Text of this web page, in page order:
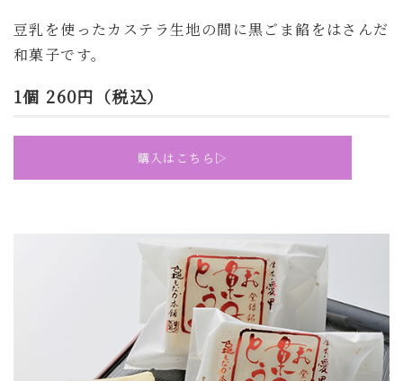
豆乳を使ったカステラ生地の間に黒ごま餡をはさんだ
和菓子です。
1個 260円（税込）
購入はこちら▷